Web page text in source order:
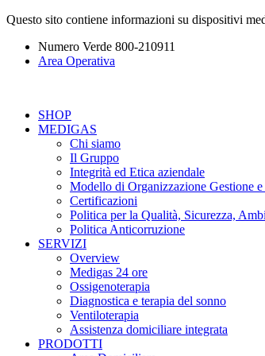
Questo sito contiene informazioni su dispositivi
Numero Verde 800-210911
Area Operativa
SHOP
MEDIGAS
Chi siamo
Il Gruppo
Integrità ed Etica aziendale
Modello di Organizzazione Gestione
Certificazioni
Politica per la Qualità, Sicurezza,
Politica Anticorruzione
SERVIZI
Overview
Medigas 24 ore
Ossigenoterapia
Diagnostica e terapia del sonno
Ventiloterapia
Assistenza domiciliare integrata
PRODOTTI